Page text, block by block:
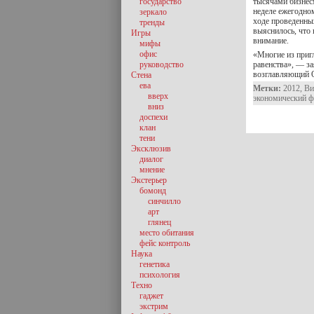
неделе
ходе
выяснилось, что
внимание.
«Многие из
равенства», —
возглавляющий
Метки: 2012,
экономический
зеркало
тренды
Игры
мифы
офис
руководство
Стена
ева
вверх
вниз
доспехи
клан
тени
Эксклюзив
диалог
мнение
Экстерьер
бомонд
синчилло
арт
глянец
место обитания
фейс контроль
Наука
генетика
психология
Техно
гаджет
экстрим